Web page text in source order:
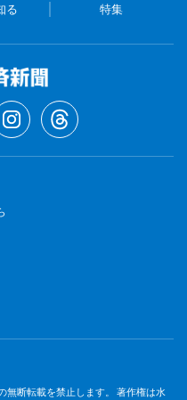
る 特集
無断転載を禁止します。 著作権は水